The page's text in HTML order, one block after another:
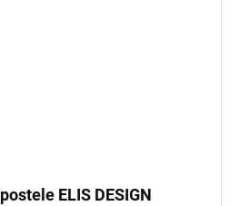
ELIS DESIGN